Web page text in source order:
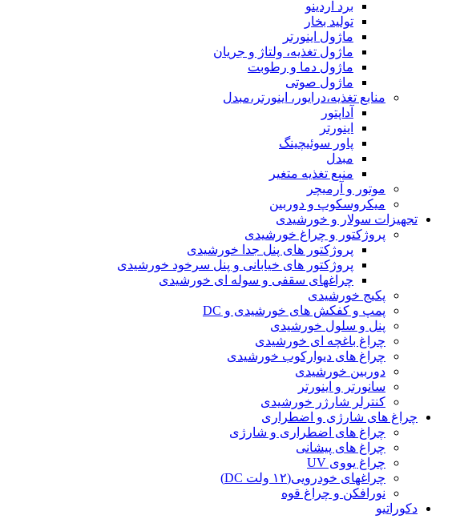
برد آردینو
تولید بخار
ماژول اینورتر
ماژول تغذیه، ولتاژ و جریان
ماژول دما و رطوبت
ماژول صوتی
منابع تغذیه،درایور، اینورتر،مبدل
آداپتور
اینورتر
پاور سوئیچینگ
مبدل
منبع تغذیه متغیر
موتور و آرمیچر
میکروسکوپ و دوربین
تجهیزات سولار و خورشیدی
پروژکتور و چراغ خورشیدی
پروژکتور های پنل جدا خورشیدی
پروژکتور های خیابانی و پنل سرخود خورشیدی
چراغهای سقفی و سوله ای خورشیدی
پکیج خورشیدی
پمپ و کفکش های خورشیدی و DC
پنل و سلول خورشیدی
چراغ باغچه ای خورشیدی
چراغ های دیوارکوب خورشیدی
دوربین خورشیدی
سانورتر و اینورتر
کنترلر شارژر خورشیدی
چراغ های شارژی و اضطراری
چراغ های اضطراری و شارژی
چراغ های پیشانی
چراغ یووی UV
چراغهای خودرویی(۱۲ ولت DC)
نورافکن و چراغ قوه
دکوراتیو